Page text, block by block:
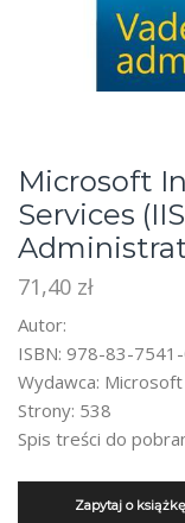
Microsoft
Services
71,40 zł
Autor:
ISBN: 978-83-
Wydawca:
Strony: 538
Spis treści do